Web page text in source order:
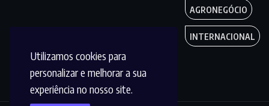
Utilizamos cookies para
personalizar e melhorar a sua
experiência no nosso site.
AGRONEGÓCIO
INTERNACIONAL